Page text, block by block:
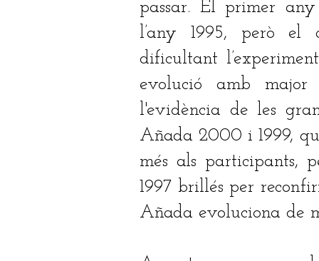
passar. El primer
l’any 1995, però el
dificultant
evolució amb
l'evidència de les
Añada 2000 i 1999,
més als participants,
1997 brillés per
Añada evoluciona de